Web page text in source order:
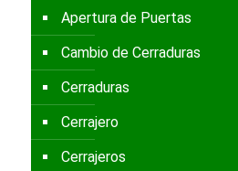
Apertura de Puertas
Cambio de Cerraduras
Cerraduras
Cerrajero
Cerrajeros